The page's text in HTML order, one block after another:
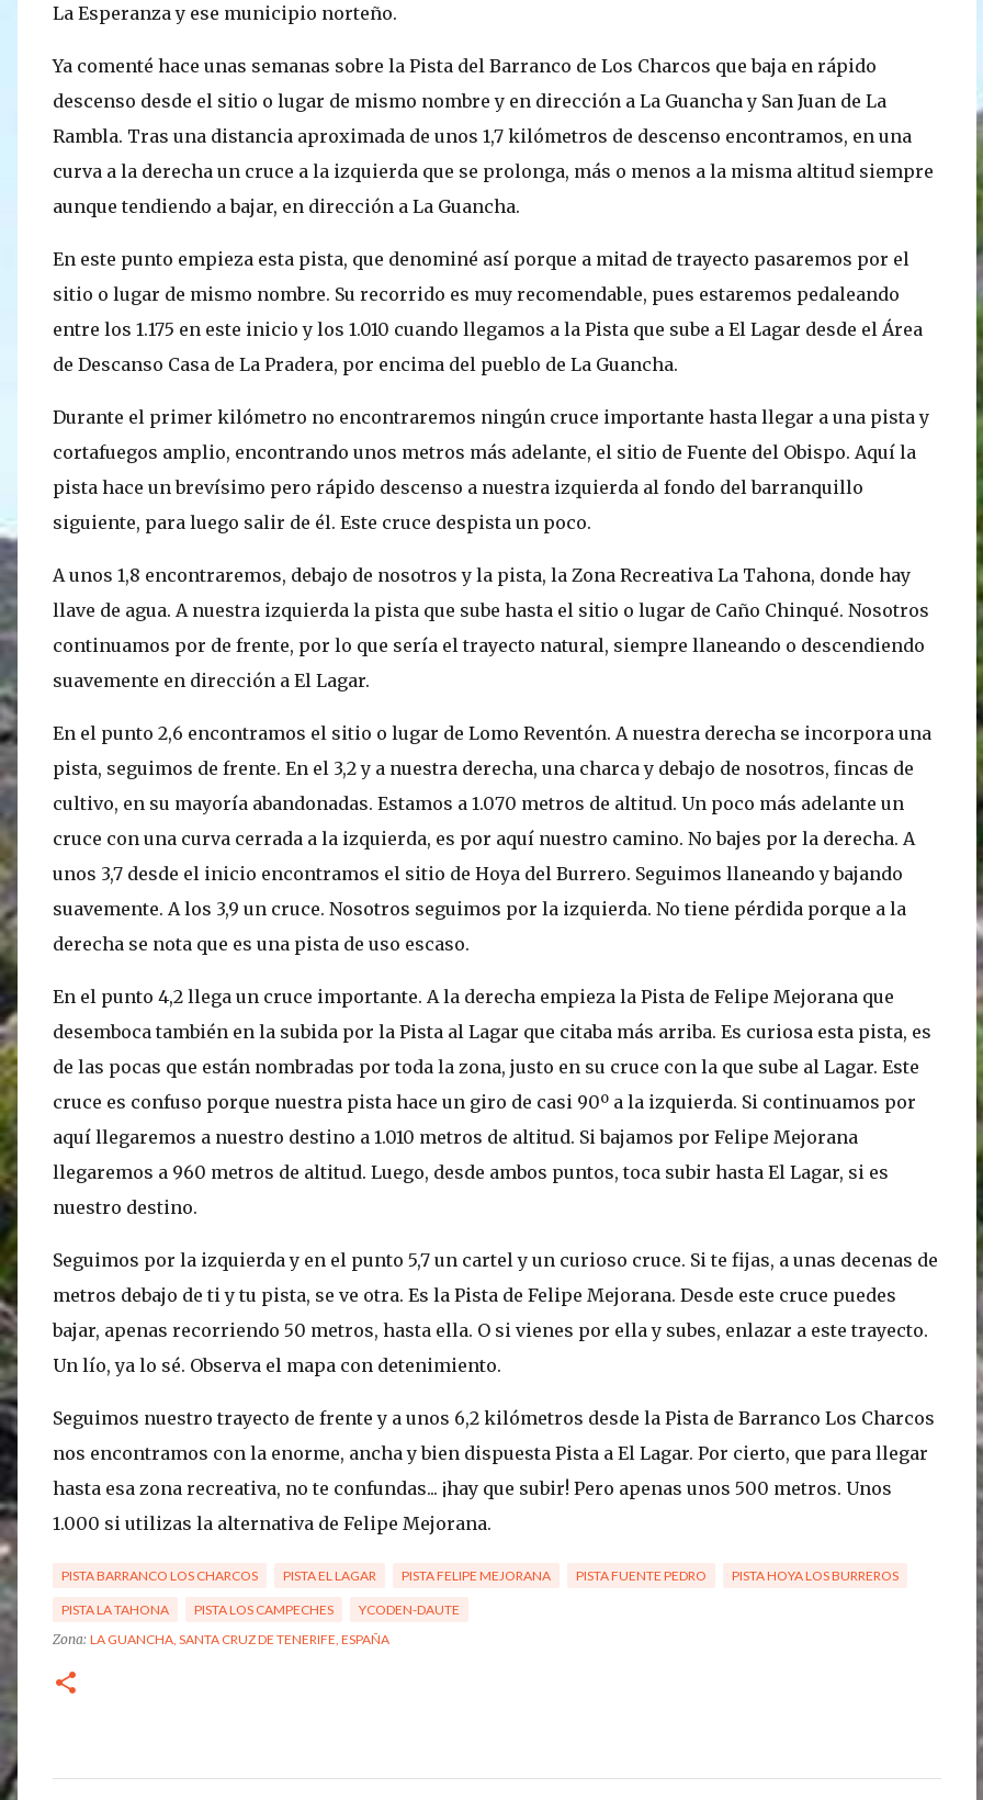
La Esperanza y ese municipio norteño.
Ya comenté hace unas semanas sobre la Pista del Barranco de Los Charcos que baja en rápido
descenso desde el sitio o lugar de mismo nombre y en dirección a La Guancha y San Juan de La
Rambla. Tras una distancia aproximada de unos 1,7 kilómetros de descenso encontramos, en una
curva a la derecha un cruce a la izquierda que se prolonga, más o menos a la misma altitud siempre
aunque tendiendo a bajar, en dirección a La Guancha.
En este punto empieza esta pista, que denominé así porque a mitad de trayecto pasaremos por el
sitio o lugar de mismo nombre. Su recorrido es muy recomendable, pues estaremos pedaleando
entre los 1.175 en este inicio y los 1.010 cuando llegamos a la Pista que sube a El Lagar desde el Área
de Descanso Casa de La Pradera, por encima del pueblo de La Guancha.
Durante el primer kilómetro no encontraremos ningún cruce importante hasta llegar a una pista y
cortafuegos amplio, encontrando unos metros más adelante, el sitio de Fuente del Obispo. Aquí la
pista hace un brevísimo pero rápido descenso a nuestra izquierda al fondo del barranquillo
siguiente, para luego salir de él. Este cruce despista un poco.
A unos 1,8 encontraremos, debajo de nosotros y la pista, la Zona Recreativa La Tahona, donde hay
llave de agua. A nuestra izquierda la pista que sube hasta el sitio o lugar de Caño Chinqué. Nosotros
continuamos por de frente, por lo que sería el trayecto natural, siempre llaneando o descendiendo
suavemente en dirección a El Lagar.
En el punto 2,6 encontramos el sitio o lugar de Lomo Reventón. A nuestra derecha se incorpora una
pista, seguimos de frente. En el 3,2 y a nuestra derecha, una charca y debajo de nosotros, fincas de
cultivo, en su mayoría abandonadas. Estamos a 1.070 metros de altitud. Un poco más adelante un
cruce con una curva cerrada a la izquierda, es por aquí nuestro camino. No bajes por la derecha. A
unos 3,7 desde el inicio encontramos el sitio de Hoya del Burrero. Seguimos llaneando y bajando
suavemente. A los 3,9 un cruce. Nosotros seguimos por la izquierda. No tiene pérdida porque a la
derecha se nota que es una pista de uso escaso.
En el punto 4,2 llega un cruce importante. A la derecha empieza la Pista de Felipe Mejorana que
desemboca también en la subida por la Pista al Lagar que citaba más arriba. Es curiosa esta pista, es
de las pocas que están nombradas por toda la zona, justo en su cruce con la que sube al Lagar. Este
cruce es confuso porque nuestra pista hace un giro de casi 90º a la izquierda. Si continuamos por
aquí llegaremos a nuestro destino a 1.010 metros de altitud. Si bajamos por Felipe Mejorana
llegaremos a 960 metros de altitud. Luego, desde ambos puntos, toca subir hasta El Lagar, si es
nuestro destino.
Seguimos por la izquierda y en el punto 5,7 un cartel y un curioso cruce. Si te fijas, a unas decenas de
metros debajo de ti y tu pista, se ve otra. Es la Pista de Felipe Mejorana. Desde este cruce puedes
bajar, apenas recorriendo 50 metros, hasta ella. O si vienes por ella y subes, enlazar a este trayecto.
Un lío, ya lo sé. Observa el mapa con detenimiento.
Seguimos nuestro trayecto de frente y a unos 6,2 kilómetros desde la Pista de Barranco Los Charcos
nos encontramos con la enorme, ancha y bien dispuesta Pista a El Lagar. Por cierto, que para llegar
hasta esa zona recreativa, no te confundas... ¡hay que subir! Pero apenas unos 500 metros. Unos
1.000 si utilizas la alternativa de Felipe Mejorana.
PISTA BARRANCO LOS CHARCOS PISTA EL LAGAR PISTA FELIPE MEJORANA PISTA FUENTE PEDRO PISTA HOYA LOS BURREROS
PISTA LA TAHONA PISTA LOS CAMPECHES
YCODEN-DAUTE
Zona: LA GUANCHA, SANTA CRUZ DE TENERIFE, ESPAÑA